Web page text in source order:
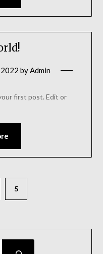
byAdmin
first post. Edit or
5